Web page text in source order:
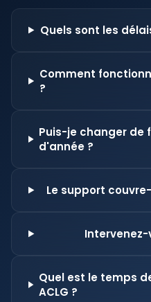
Quels sont les
Comment
?
Puis-je changer de
d'année ?
Le support
Intervenez-
Quel est le temps
ACLG ?